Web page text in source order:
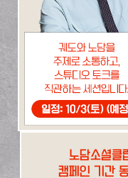
노담소셜클
캠페인 기간